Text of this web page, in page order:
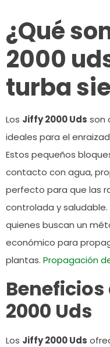
¿Qué
2000
turba
Los Jiffy 2000 Uds son
ideales para el
Estos pequeños
contacto con agua,
perfecto para que las
controlada y
quienes buscan un
económico para
plantas. Propagación
2000 Uds
Los Jiffy 2000 Uds